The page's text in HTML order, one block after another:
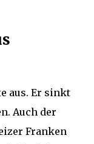
aus. Er sinkt
Auch der
Franken